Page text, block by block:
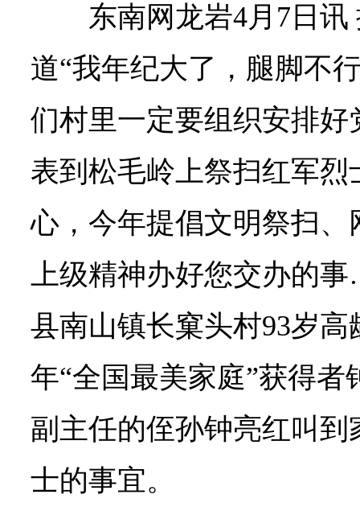
东南网龙岩4月7日
道“我年纪大了，腿脚不
们村里一定要组织安排
表到松毛岭上祭扫红军烈
心，今年提倡文明祭扫
上级精神办好您交办的
县南山镇长窠头村93岁高
年“全国最美家庭”获得
副主任的侄孙钟亮红叫
士的事宜。